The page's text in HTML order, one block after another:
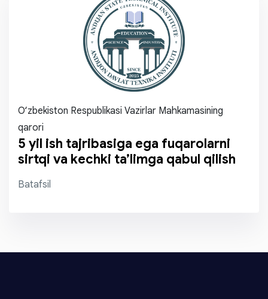
O‘zbekiston Respublikasi Vazirlar Mahkamasining
qarori
5 yil ish tajribasiga ega fuqarolarni
sirtqi va kechki ta’limga qabul qilish
Batafsil